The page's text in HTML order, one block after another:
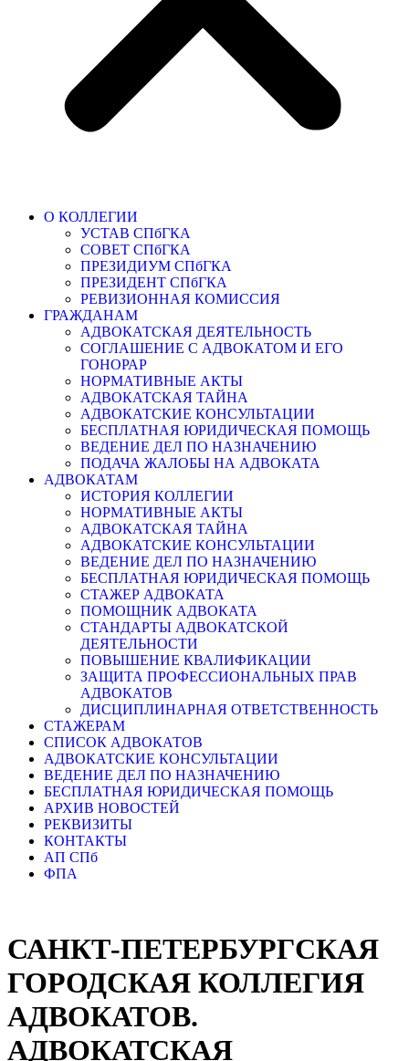
О КОЛЛЕГИИ
УСТАВ СПбГКА
СОВЕТ СПбГКА
ПРЕЗИДИУМ СПбГКА
ПРЕЗИДЕНТ СПбГКА
РЕВИЗИОННАЯ КОМИССИЯ
ГРАЖДАНАМ
АДВОКАТСКАЯ ДЕЯТЕЛЬНОСТЬ
СОГЛАШЕНИЕ С АДВОКАТОМ И ЕГО
ГОНОРАР
НОРМАТИВНЫЕ АКТЫ
АДВОКАТСКАЯ ТАЙНА
АДВОКАТСКИЕ КОНСУЛЬТАЦИИ
БЕСПЛАТНАЯ ЮРИДИЧЕСКАЯ ПОМОЩЬ
ВЕДЕНИЕ ДЕЛ ПО НАЗНАЧЕНИЮ
ПОДАЧА ЖАЛОБЫ НА АДВОКАТА
АДВОКАТАМ
ИСТОРИЯ КОЛЛЕГИИ
НОРМАТИВНЫЕ АКТЫ
АДВОКАТСКАЯ ТАЙНА
АДВОКАТСКИЕ КОНСУЛЬТАЦИИ
ВЕДЕНИЕ ДЕЛ ПО НАЗНАЧЕНИЮ
БЕСПЛАТНАЯ ЮРИДИЧЕСКАЯ ПОМОЩЬ
СТАЖЕР АДВОКАТА
ПОМОЩНИК АДВОКАТА
СТАНДАРТЫ АДВОКАТСКОЙ
ДЕЯТЕЛЬНОСТИ
ПОВЫШЕНИЕ КВАЛИФИКАЦИИ
ЗАЩИТА ПРОФЕССИОНАЛЬНЫХ ПРАВ
АДВОКАТОВ
ДИСЦИПЛИНАРНАЯ ОТВЕТСТВЕННОСТЬ
СТАЖЕРАМ
СПИСОК АДВОКАТОВ
АДВОКАТСКИЕ КОНСУЛЬТАЦИИ
ВЕДЕНИЕ ДЕЛ ПО НАЗНАЧЕНИЮ
БЕСПЛАТНАЯ ЮРИДИЧЕСКАЯ ПОМОЩЬ
АРХИВ НОВОСТЕЙ
РЕКВИЗИТЫ
КОНТАКТЫ
АП СПб
ФПА
САНКТ-ПЕТЕРБУРГСКАЯ
ГОРОДСКАЯ КОЛЛЕГИЯ
АДВОКАТОВ.
АДВОКАТСКАЯ